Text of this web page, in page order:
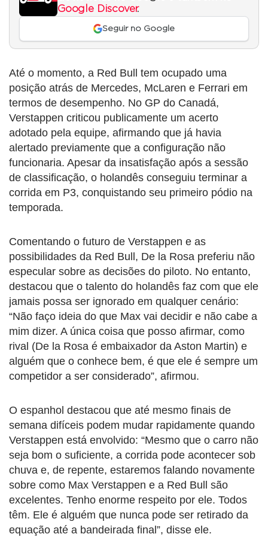
Google Discover.
Seguir no Google
Até o momento, a Red Bull tem ocupado uma
posição atrás de Mercedes, McLaren e Ferrari em
termos de desempenho. No GP do Canadá,
Verstappen criticou publicamente um acerto
adotado pela equipe, afirmando que já havia
alertado previamente que a configuração não
funcionaria. Apesar da insatisfação após a sessão
de classificação, o holandês conseguiu terminar a
corrida em P3, conquistando seu primeiro pódio na
temporada.
Comentando o futuro de Verstappen e as
possibilidades da Red Bull, De la Rosa preferiu não
especular sobre as decisões do piloto. No entanto,
destacou que o talento do holandês faz com que ele
jamais possa ser ignorado em qualquer cenário:
“Não faço ideia do que Max vai decidir e não cabe a
mim dizer. A única coisa que posso afirmar, como
rival (De la Rosa é embaixador da Aston Martin) e
alguém que o conhece bem, é que ele é sempre um
competidor a ser considerado”, afirmou.
O espanhol destacou que até mesmo finais de
semana difíceis podem mudar rapidamente quando
Verstappen está envolvido: “Mesmo que o carro não
seja bom o suficiente, a corrida pode acontecer sob
chuva e, de repente, estaremos falando novamente
sobre como Max Verstappen e a Red Bull são
excelentes. Tenho enorme respeito por ele. Todos
têm. Ele é alguém que nunca pode ser retirado da
equação até a bandeirada final”, disse ele.